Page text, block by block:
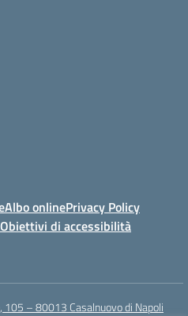
Albo onlinePrivacy Policy
Obiettivi di accessibilità
105 – 80013 Casalnuovo di Napoli